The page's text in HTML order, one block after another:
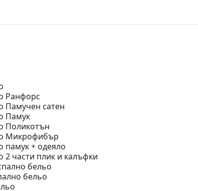
Ранфорс
Памучен сатен
Памук
Поликотън
Микрофибър
памук + одеяло
2 части плик и калъфки
бельо
бельо